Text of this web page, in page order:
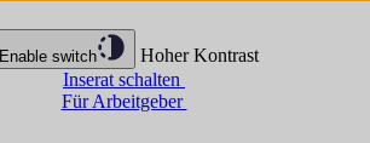
Enable switch
Hoher Kontrast
Inserat schalten
Für Arbeitgeber